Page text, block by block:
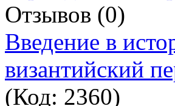
Отзывов (0)
Введение в
византийский
(Код: 2360)